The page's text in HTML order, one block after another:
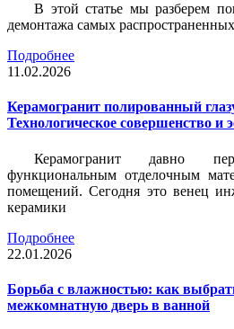
В этой статье мы разберем
демонтажа самых
Подробнее
11.02.2026
Керамогранит полированный
Технологическое совершенство и
Керамогранит давно
функциональным отделочным
помещений. Сегодня это венец
керамики
Подробнее
22.01.2026
Борьба с влажностью: как
межкомнатную дверь в ванной